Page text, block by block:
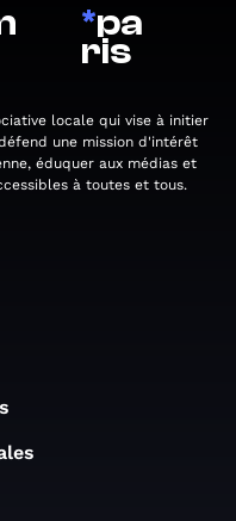
*pa
ris
locale qui vise à initier
une mission d'intérêt
éduquer aux médias et
à toutes et tous.